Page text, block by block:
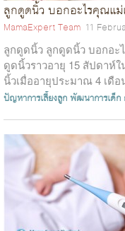
ลูกดูดนิ้ว บอกอะไรคุณแ
MamaExpert Team 11
ลูกดูดนิ้ว ลูกดูดนิ้ว บอกอะ
ดูดนิ้วราวอายุ 15 สัปดาห์
นิ้วเมื่ออายุประมาณ 4 เดือ
ปัญหาการเลี้ยงลูกพัฒนาการเด็ก